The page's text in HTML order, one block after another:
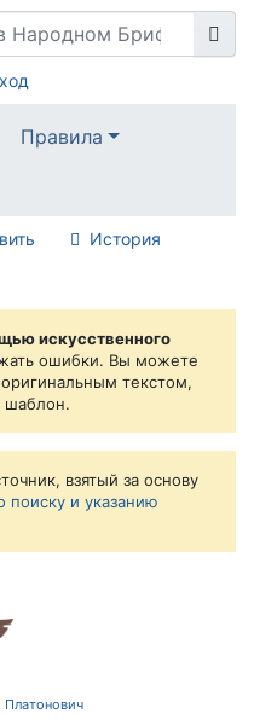
Правила
История
искусственного
ошибки. Вы можете
текстом,
шаблон.
взятый за основу
поиску и указанию
Платонович